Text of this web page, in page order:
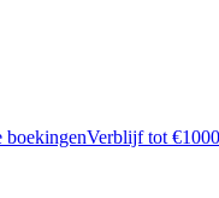
boekingenVerblijf tot